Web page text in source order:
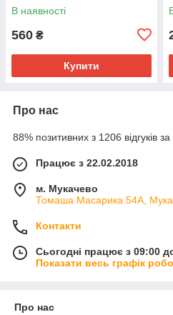
В наявності
560 ₴
Купити
Про нас
88% позитивних з 1206 відгуків за
Працює з 22.02.2018
м. Мукачево
Томаша Масарика 54А,
Контакти
Сьогодні працює з 09:00
Показати весь графік
Про нас